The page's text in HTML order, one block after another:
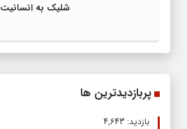
شلیک به انسانیت
پربازدیدترین ها
بازدید: 4,643